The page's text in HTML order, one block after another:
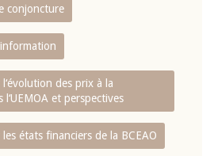
conjoncture
des prix à la
et perspectives
états financiers de la BCEAO